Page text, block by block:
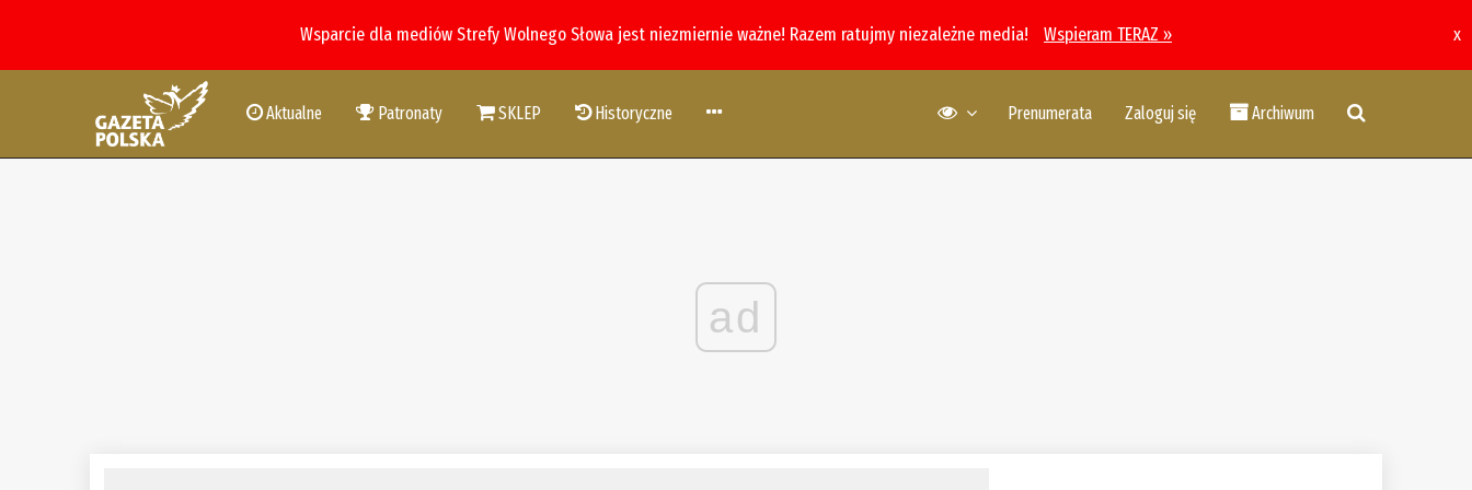
Wsparcie dla mediów Strefy Wolnego Słowa jest niezmiernie ważne! Razem ratujmy niezależne media! Wspieram TERAZ » x
Aktualne Patronaty SKLEP Historyczne Prenumerata Zaloguj się Archiwum
ad